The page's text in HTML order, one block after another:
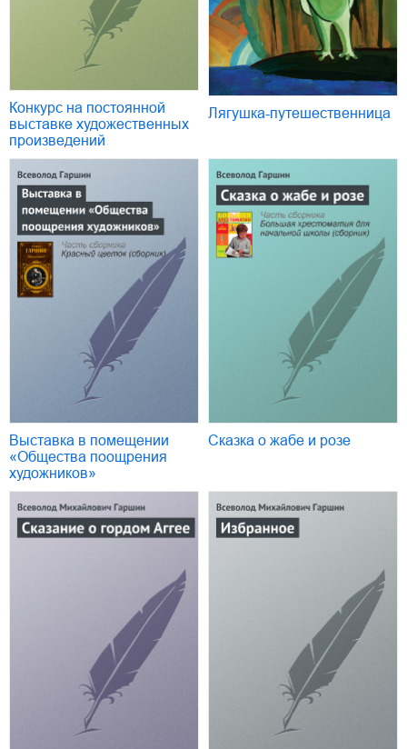
Конкурс на постоянной
выставке художественных
произведений
Лягушка-путешественница
Выставка в помещении
«Общества поощрения
художников»
Сказка о жабе и розе